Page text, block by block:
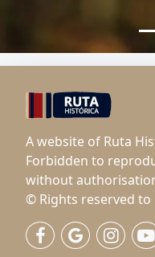
A website of Ruta
Forbidden to
without
© Rights reserved